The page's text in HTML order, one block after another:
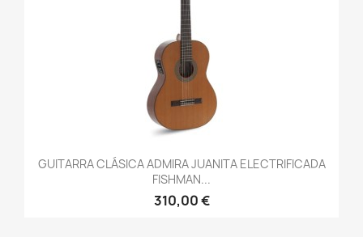
GUITARRA CLÁSICA ADMIRA JUANITA ELECTRIFICADA
FISHMAN...
310,00 €